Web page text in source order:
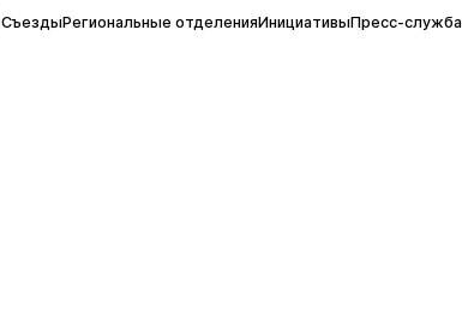
СъездыРегиональные отделенияИнициативыПресс-служба